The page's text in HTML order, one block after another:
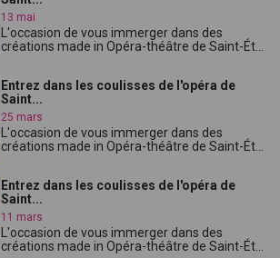
13 mai
L'occasion de vous immerger dans des
créations made in Opéra-théâtre de Saint-Ét...
Entrez dans les coulisses de l'opéra de
Saint...
25 mars
L'occasion de vous immerger dans des
créations made in Opéra-théâtre de Saint-Ét...
Entrez dans les coulisses de l'opéra de
Saint...
11 mars
L'occasion de vous immerger dans des
créations made in Opéra-théâtre de Saint-Ét...